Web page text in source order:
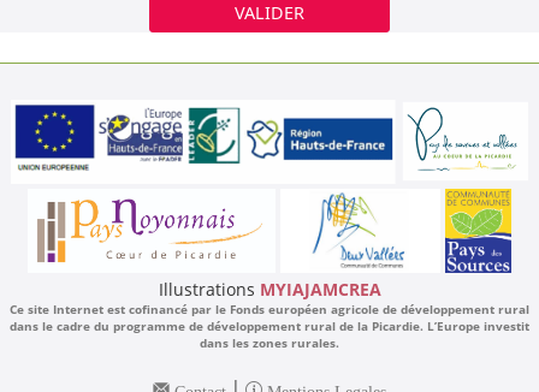
VALIDER
Illustrations MYIAJAMCREA
Ce site Internet est cofinancé par le Fonds européen agricole de développement rural
dans le cadre du programme de développement rural de la Picardie. L’Europe investit
dans les zones rurales.
|